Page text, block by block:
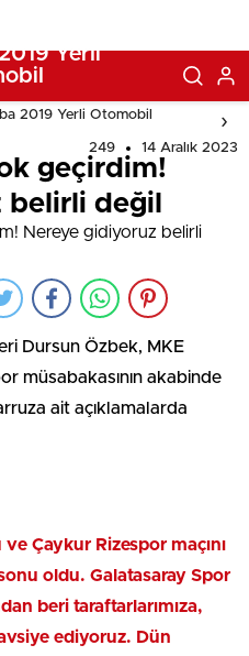
2019 Yerli Otomobil
249 14 Aralık 2023
geçirdim!
belirli değil
Dursun Özbek, MKE
müsabakasının akabinde
ait açıklamalarda
Çaykur Rizespor maçını
oldu. Galatasaray Spor
beri taraftarlarımıza,
ediyoruz. Dün